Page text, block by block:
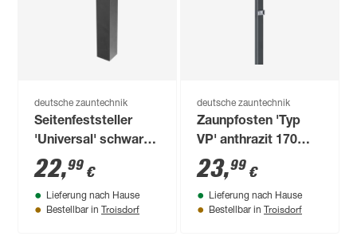
deutsche zauntechnik
Seitenfeststeller
'Universal' schwarz
für Gartentor
22,99 €
Lieferung nach Hause
Bestellbar in Troisdorf
deutsche zauntechnik
Zaunpfosten 'Typ
VP' anthrazit 170
cm, für
Zaunelemente bis
123 cm Höhe
23,99 €
Lieferung nach Hause
Bestellbar in Troisdorf